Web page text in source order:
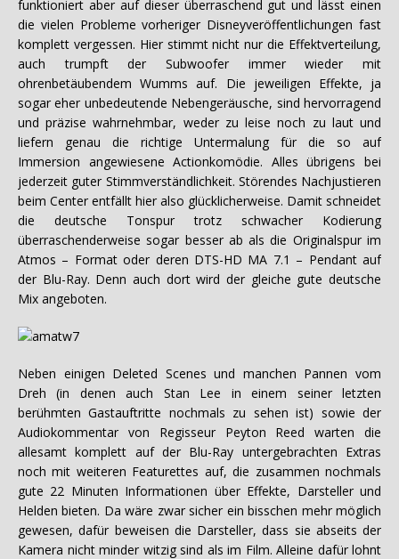
funktioniert aber auf dieser überraschend gut und lässt einen
die vielen Probleme vorheriger Disneyveröffentlichungen fast
komplett vergessen. Hier stimmt nicht nur die Effektverteilung,
auch trumpft der Subwoofer immer wieder mit
ohrenbetäubendem Wumms auf. Die jeweiligen Effekte, ja
sogar eher unbedeutende Nebengeräusche, sind hervorragend
und präzise wahrnehmbar, weder zu leise noch zu laut und
liefern genau die richtige Untermalung für die so auf
Immersion angewiesene Actionkomödie. Alles übrigens bei
jederzeit guter Stimmverständlichkeit. Störendes Nachjustieren
beim Center entfällt hier also glücklicherweise. Damit schneidet
die deutsche Tonspur trotz schwacher Kodierung
überraschenderweise sogar besser ab als die Originalspur im
Atmos – Format oder deren DTS-HD MA 7.1 – Pendant auf
der Blu-Ray. Denn auch dort wird der gleiche gute deutsche
Mix angeboten.
Neben einigen Deleted Scenes und manchen Pannen vom
Dreh (in denen auch Stan Lee in einem seiner letzten
berühmten Gastauftritte nochmals zu sehen ist) sowie der
Audiokommentar von Regisseur Peyton Reed warten die
allesamt komplett auf der Blu-Ray untergebrachten Extras
noch mit weiteren Featurettes auf, die zusammen nochmals
gute 22 Minuten Informationen über Effekte, Darsteller und
Helden bieten. Da wäre zwar sicher ein bisschen mehr möglich
gewesen, dafür beweisen die Darsteller, dass sie abseits der
Kamera nicht minder witzig sind als im Film. Alleine dafür lohnt